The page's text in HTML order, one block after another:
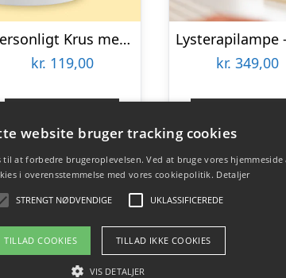
Personligt Krus med Positiv Bedømmelse
kr. 119,00
Gå til shop
kr. 349,00
Gå til
website bruger tracking cookies
at forbedre brugeroplevelsen. Ved at bruge vores hjemmeside
i overensstemmelse med vores cookiepolitik. Detaljer
STRENGT NØDVENDIGE UKLASSIFICEREDE
TILLAD COOKIES TILLAD IKKE COOKIES
VIS DETALJER